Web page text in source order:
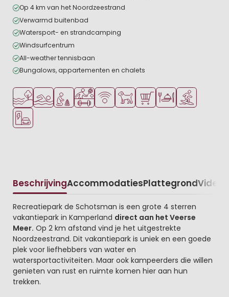
Op 4 km van het Noordzeestrand
Verwarmd buitenbad
Watersport- en strandcamping
Windsurfcentrum
All-weather tennisbaan
Bungalows, appartementen en chalets
Ligt bij het water
Openlucht zwembad
Aanbevolen voor jonge kinderen
Veel mogelijkheden om te sporten
WiFi beschikbaar
Huisdieren toegestaan
Parkwinkel/Supermarkt
Restaurant of
Laadpaal elektrische auto
BeschrijvingAccommodatiesPlattegrondVideo
Beschrijving
Recreatiepark de Schotsman is een grote 4 sterren
vakantiepark in Kamperland direct aan het Veerse
Meer. Op 2 km afstand vind je het uitgestrekte
Noordzeestrand. Dit vakantiepark is uniek en een goede
plek voor liefhebbers van water en
watersportactiviteiten. Maar ook kampeerders die willen
genieten van rust en ruimte komen hier aan hun
trekken.